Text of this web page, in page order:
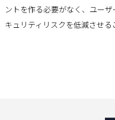
ントを作る必要がなく、ユー
キュリティリスクを低減させる